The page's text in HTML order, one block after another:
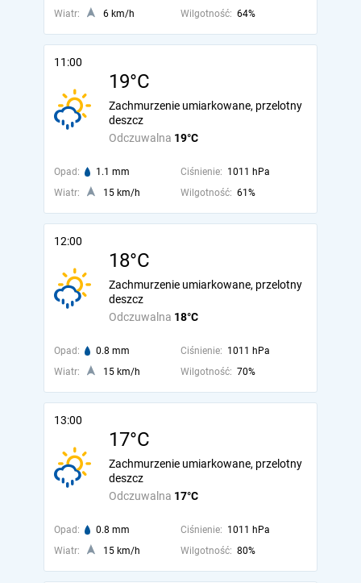
Wiatr:
6 km/h Wilgotność: 64%
11:00
19°C
Odczuwalna 19°C
Zachmurzenie umiarkowane, przelotny
deszcz
Opad: 1.1 mm Ciśnienie: 1011 hPa
Wiatr:
15 km/h Wilgotność: 61%
12:00
18°C
Odczuwalna 18°C
Zachmurzenie umiarkowane, przelotny
deszcz
Opad: 0.8 mm Ciśnienie: 1011 hPa
Wiatr:
15 km/h Wilgotność: 70%
13:00
17°C
Odczuwalna 17°C
Zachmurzenie umiarkowane, przelotny
deszcz
Opad: 0.8 mm Ciśnienie: 1011 hPa
Wiatr:
15 km/h Wilgotność: 80%